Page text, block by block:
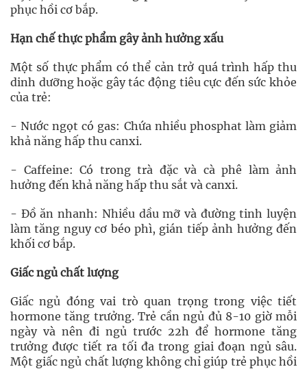
phục hồi cơ bắp.
Hạn chế thực phẩm gây ảnh hưởng xấu
Một số thực phẩm có thể cản trở quá trình hấp thu
dinh dưỡng hoặc gây tác động tiêu cực đến sức khỏe
của trẻ:
- Nước ngọt có gas: Chứa nhiều phosphat làm giảm
khả năng hấp thu canxi.
- Caffeine: Có trong trà đặc và cà phê làm ảnh
hưởng đến khả năng hấp thu sắt và canxi.
- Đồ ăn nhanh: Nhiều dầu mỡ và đường tinh luyện
làm tăng nguy cơ béo phì, gián tiếp ảnh hưởng đến
khối cơ bắp.
Giấc ngủ chất lượng
Giấc ngủ đóng vai trò quan trọng trong việc tiết
hormone tăng trưởng. Trẻ cần ngủ đủ 8-10 giờ mỗi
ngày và nên đi ngủ trước 22h để hormone tăng
trưởng được tiết ra tối đa trong giai đoạn ngủ sâu.
Một giấc ngủ chất lượng không chỉ giúp trẻ phục hồi